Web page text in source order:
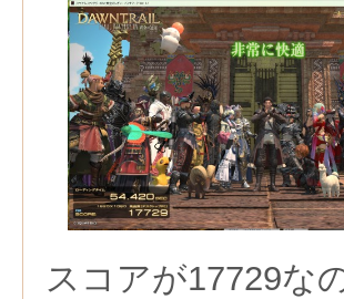
スコアが17729な